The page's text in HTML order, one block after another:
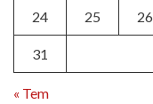
24 25 26
31
« Tem